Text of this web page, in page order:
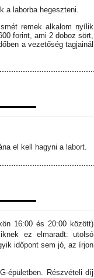
a laborba hegeszteni.
remek alkalom nyílik
forint, ami 2 doboz sört,
a vezetőség tagjainál
el kell hagyni a labort.
16:00 és 20:00 között)
ez elmaradt: utolsó
időpont sem jó, az írjon
épületben. Részvételi díj